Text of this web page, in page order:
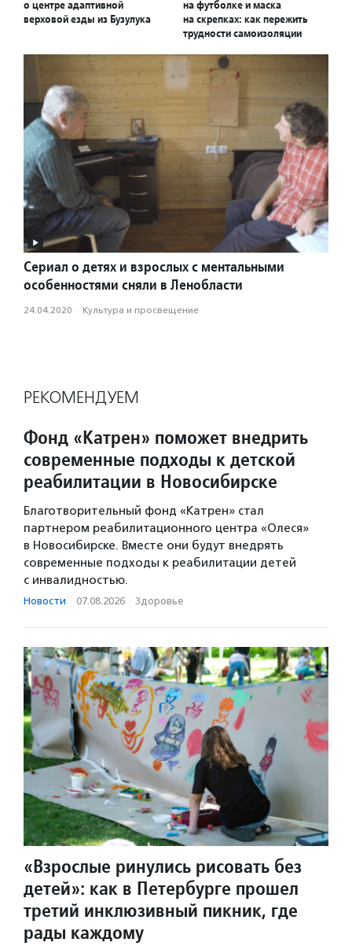
о центре адаптивной
верховой езды из Бузулука
на футболке и маска
на скрепках: как пережить
трудности самоизоляции
Сериал о детях и взрослых с ментальными
особенностями сняли в Ленобласти
24.04.2020 · Культура и просвещение
РЕКОМЕНДУЕМ
Фонд «Катрен» поможет внедрить
современные подходы к детской
реабилитации в Новосибирске
Благотворительный фонд «Катрен» стал
партнером реабилитационного центра «Олеся»
в Новосибирске. Вместе они будут внедрять
современные подходы к реабилитации детей
с инвалидностью.
Новости · 07.08.2026 · Здоровье
«Взрослые ринулись рисовать без
детей»: как в Петербурге прошел
третий инклюзивный пикник, где
рады каждому